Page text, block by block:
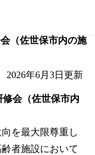
（佐世保市内の施
2026年6月3日 更新
会（佐世保市内
を最大限尊重し
者施設において